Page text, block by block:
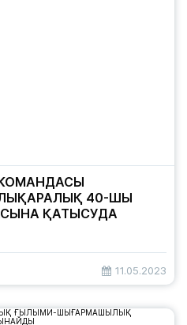
40-ШЫ
ҚАТЫСУДА
11.05.2023